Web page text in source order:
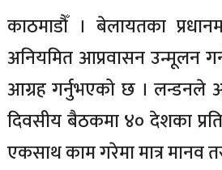
काठमाडौँ । बेलायतका
अनियमित आप्रवासन उन्मूलन
आग्रह गर्नुभएको छ । लन्डनले
दिवसीय बैठकमा ४० देशका
एकसाथ काम गरेमा मात्र मानव